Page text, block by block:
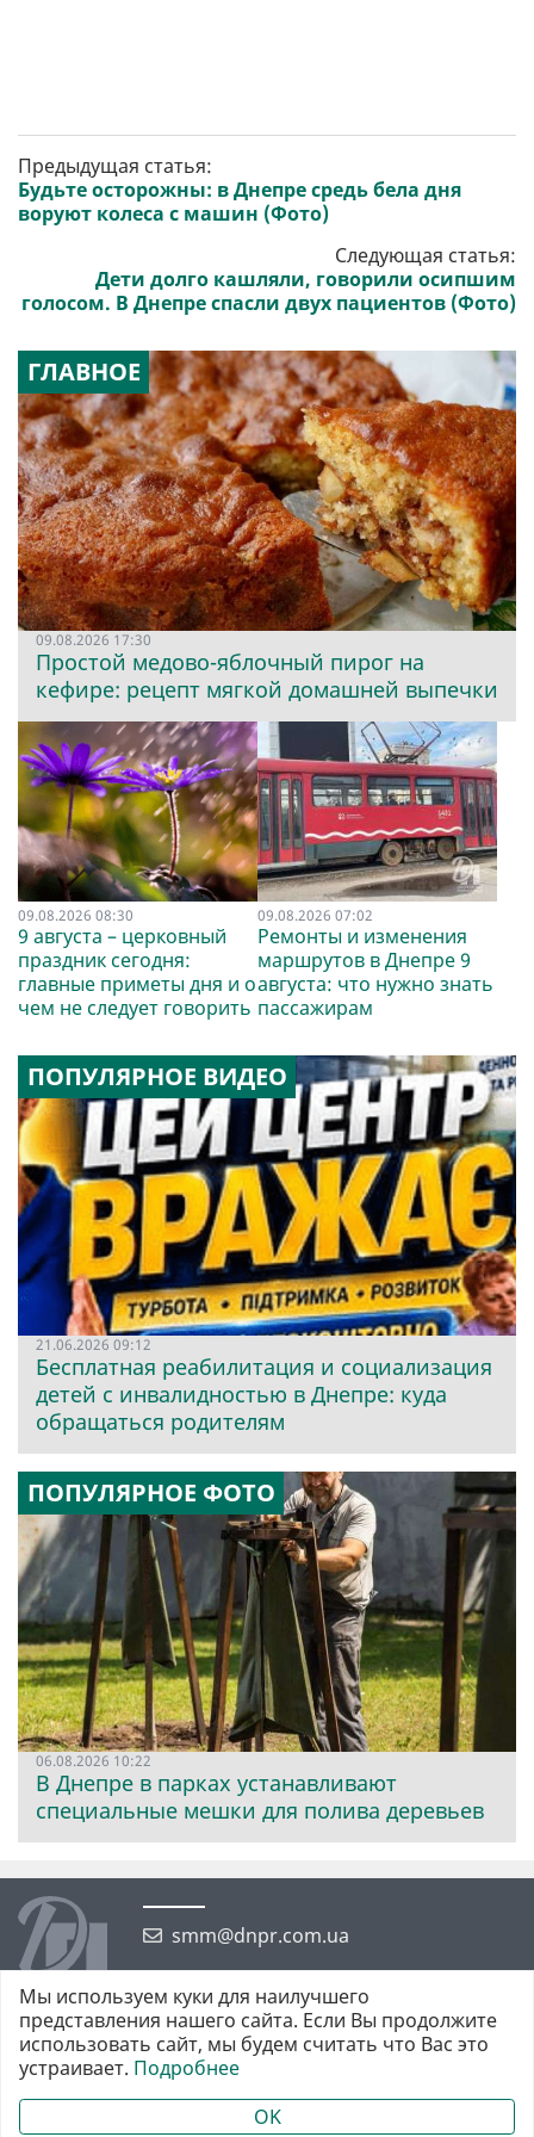
Предыдущая статья:
Будьте осторожны: в Днепре средь бела дня
воруют колеса с машин (Фото)
Следующая статья:
Дети долго кашляли, говорили осипшим
голосом. В Днепре спасли двух пациентов (Фото)
ГЛАВНОЕ
09.08.2026 17:30
Простой медово-яблочный пирог на
кефире: рецепт мягкой домашней выпечки
09.08.2026 08:30
9 августа – церковный
праздник сегодня:
главные приметы дня и о
чем не следует говорить
09.08.2026 07:02
Ремонты и изменения
маршрутов в Днепре 9
августа: что нужно знать
пассажирам
ПОПУЛЯРНОЕ ВИДЕО
21.06.2026 09:12
Бесплатная реабилитация и социализация
детей с инвалидностью в Днепре: куда
обращаться родителям
ПОПУЛЯРНОЕ ФОТО
06.08.2026 10:22
В Днепре в парках устанавливают
специальные мешки для полива деревьев
smm@dnpr.com.ua
©2026 https://dnpr.com.ua Дніпровська порадниця
Всі права захищені. При повному або частковому використанні
матеріалів обов'язкове активне гіперпосилання у першому абзаці.
Мы используем куки для наилучшего
представления нашего сайта. Если Вы продолжите
использовать сайт, мы будем считать что Вас это
устраивает. Подробнее
OK